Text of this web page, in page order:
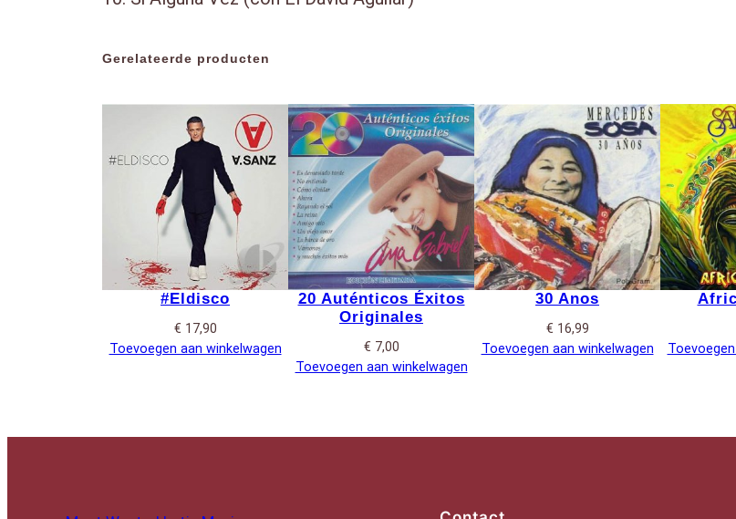
Gerelateerde producten
#Eldisco
€ 17,90
Toevoegen aan winkelwagen
20 Auténticos Éxitos
Originales
€ 7,00
Toevoegen aan winkelwagen
30 Anos
€ 16,99
Toevoegen aan winkelwagen